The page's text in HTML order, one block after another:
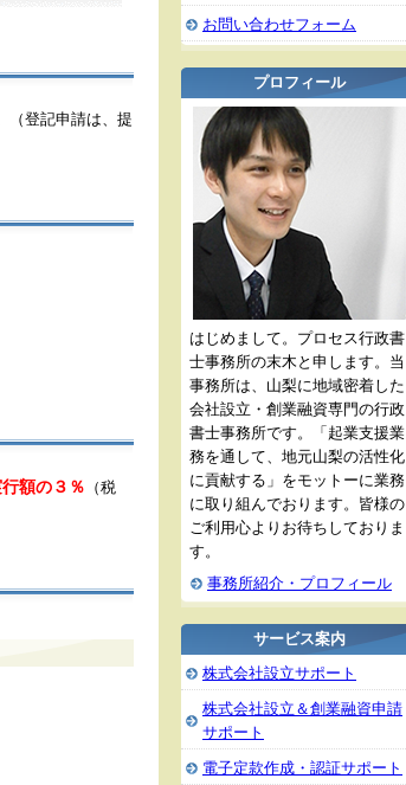
（登記申請は、提
額の３％ （税
お問い合わせフォーム
プロフィール
はじめまして。プロセス行政書
士事務所の末木と申します。当
事務所は、山梨に地域密着した
会社設立・創業融資専門の行政
書士事務所です。「起業支援業
務を通して、地元山梨の活性化
に貢献する」をモットーに業務
に取り組んでおります。皆様の
ご利用心よりお待ちしておりま
す。
事務所紹介・プロフィール
サービス案内
株式会社設立サポート
株式会社設立＆創業融資申請
サポート
電子定款作成・認証サポート